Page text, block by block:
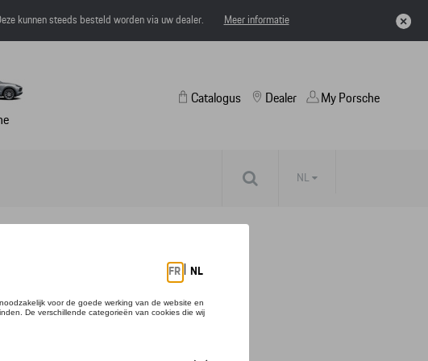
kunnen steeds besteld worden via uw dealer. Meer informatie
Catalogus Dealer My Porsche
NL